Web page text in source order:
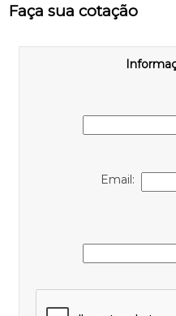
Faça sua cotação
Email: